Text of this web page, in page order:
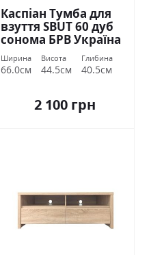
Каспіан Тумба для
взуття SBUT 60 дуб
сонома БРВ Україна
Ширина
66.0см
Висота
44.5см
Глибина
40.5см
2 100 грн